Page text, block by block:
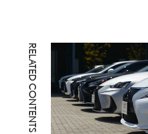
RELATED CONTENTS